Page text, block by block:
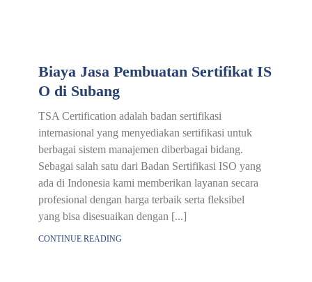
Biaya Jasa Pembuatan Sertifikat IS
O di Subang
TSA Certification adalah badan sertifikasi
internasional yang menyediakan sertifikasi untuk
berbagai sistem manajemen diberbagai bidang.
Sebagai salah satu dari Badan Sertifikasi ISO yang
ada di Indonesia kami memberikan layanan secara
profesional dengan harga terbaik serta fleksibel
yang bisa disesuaikan dengan [...]
CONTINUE READING